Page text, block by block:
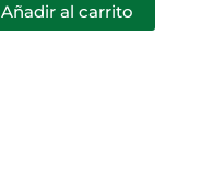
Añadir al carrito